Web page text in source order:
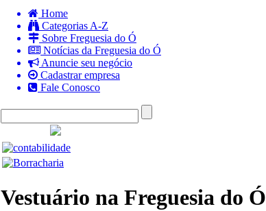
Home
Categorias A-Z
Sobre Freguesia do Ó
Notícias da Freguesia do Ó
Anuncie seu negócio
Cadastrar empresa
Fale Conosco
Vestuário na Freguesia do Ó